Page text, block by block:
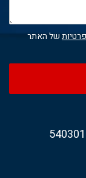
של האתר